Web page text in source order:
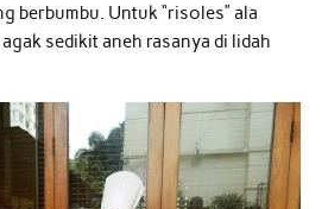
berbumbu. Untuk “risoles” ala
sedikit aneh rasanya di lidah